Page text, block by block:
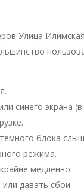
Улица
синего экрана
блока
режима.
медленно.
давать сбои.